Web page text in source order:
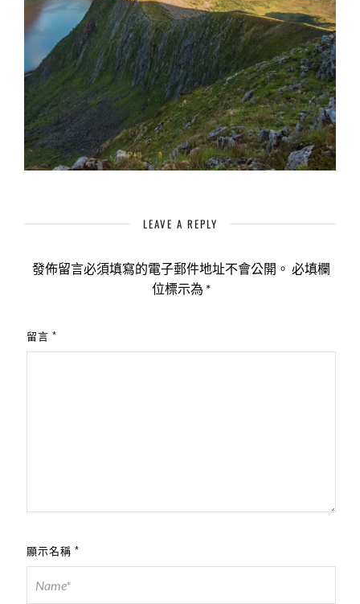
LEAVE A REPLY
發佈留言必須填寫的電子郵件地址不會公開。 必填欄
位標示為 *
留言 *
顯示名稱 *